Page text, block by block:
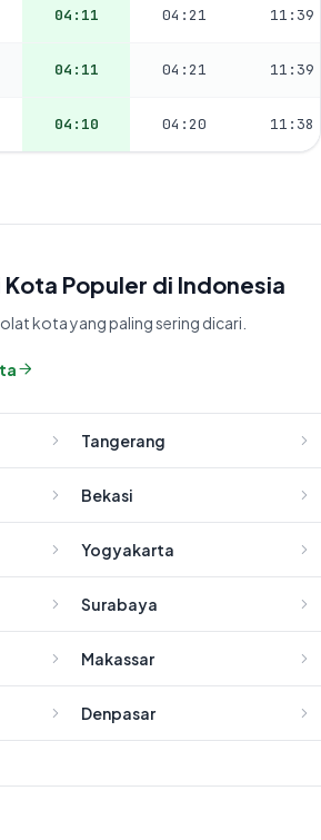
04:11 04:21 11:39
04:11 04:21 11:39
04:10 04:20 11:38
Populer di Indonesia
kota yang paling sering dicari.
Tangerang
Bekasi
Yogyakarta
Surabaya
Makassar
Denpasar